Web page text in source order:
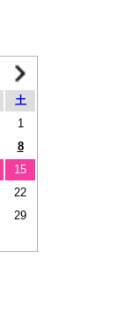
土
1
8
15
22
29